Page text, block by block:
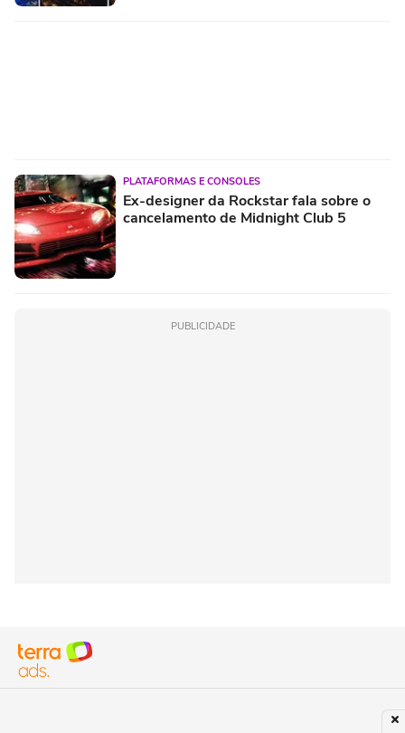
PLATAFORMAS E CONSOLES
Ex-designer da Rockstar fala sobre o
cancelamento de Midnight Club 5
PUBLICIDADE